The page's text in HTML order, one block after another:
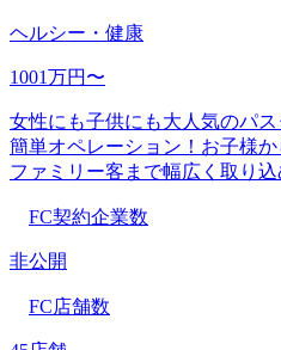
ヘルシー・健康
1001万円〜
女性にも子供にも大人気のパ
簡単オペレーション！お子様
ファミリー客まで幅広く取り
FC契約企業数
非公開
FC店舗数